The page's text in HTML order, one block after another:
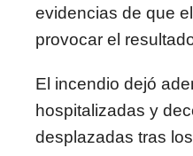
evidencias de que
provocar el
El incendio dejó
hospitalizadas y
desplazadas tras